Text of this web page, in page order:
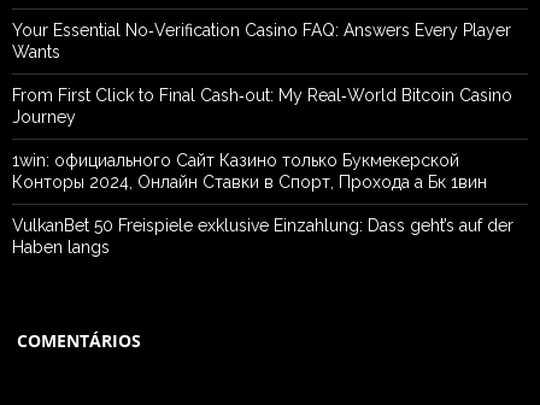
Your Essential No‑Verification Casino FAQ: Answers Every Player
Wants
From First Click to Final Cash‑out: My Real‑World Bitcoin Casino
Journey
1win: официального Сайт Казино только Букмекерской
Конторы 2024, Онлайн Ставки в Спорт, Прохода а Бк 1вин
VulkanBet 50 Freispiele exklusive Einzahlung: Dass geht’s auf der
Haben langs
COMENTÁRIOS